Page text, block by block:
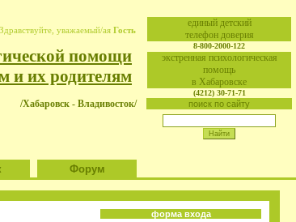
eдиный детский
телефон доверия
8-800-2000-122
экстренная психологическая
помощь
в Хабаровске
(4212) 30-71-71
поиск по сайту
Здравствуйте, уважаемый/ая Гость
помощи
и их родителям
/Хабаровск - Владивосток/
Форум
форма входа